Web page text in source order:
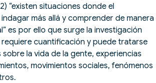
“existen situaciones donde el
más allá y comprender de manera
es por ello que surge la investigación
cuantificación y puede tratarse
la vida de la gente, experiencias
movimientos sociales, fenómenos